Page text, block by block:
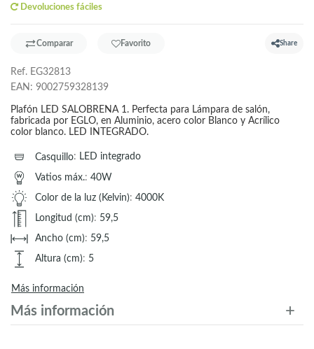
Devoluciones fáciles
Comparar Favorito Share
Ref. EG32813
EAN: 9002759328139
Plafón LED SALOBRENA 1. Perfecta para Lámpara de salón,
fabricada por EGLO, en Aluminio, acero color Blanco y Acrílico
color blanco. LED INTEGRADO.
Casquillo: LED integrado
Vatios máx.: 40W
Color de la luz (Kelvin): 4000K
Longitud (cm): 59,5
Ancho (cm): 59,5
Altura (cm): 5
Más información
Más información